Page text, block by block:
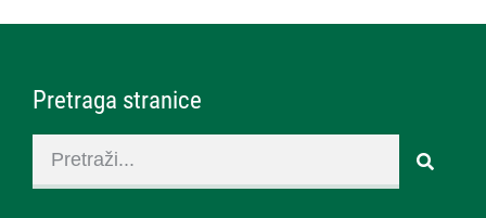
Pretraga stranice